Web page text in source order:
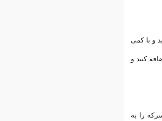
و با کمی
کنید و
را به